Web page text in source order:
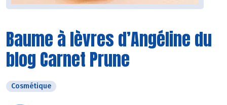
Baume à lèvres d’Angéline du
blog Carnet Prune
Cosmétique